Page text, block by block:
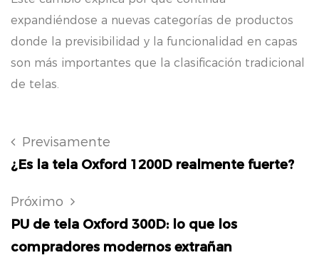
expandiéndose a nuevas categorías de productos
donde la previsibilidad y la funcionalidad en capas
son más importantes que la clasificación tradicional
de telas.
Previsamente
¿Es la tela Oxford 1200D realmente fuerte?
Próximo
PU de tela Oxford 300D: lo que los
compradores modernos extrañan